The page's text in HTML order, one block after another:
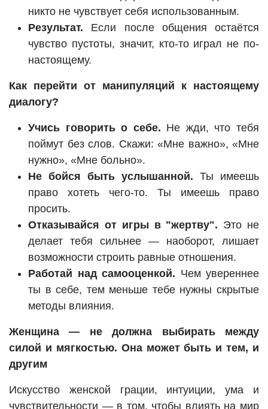
никто не чувствует себя использованным.
Результат. Если после общения остаётся
чувство пустоты, значит, кто-то играл не по-
настоящему.
Как перейти от манипуляций к настоящему
диалогу?
Учись говорить о себе. Не жди, что тебя
поймут без слов. Скажи: «Мне важно», «Мне
нужно», «Мне больно».
Не бойся быть услышанной. Ты имеешь
право хотеть чего-то. Ты имеешь право
просить.
Отказывайся от игры в "жертву". Это не
делает тебя сильнее — наоборот, лишает
возможности строить равные отношения.
Работай над самооценкой. Чем увереннее
ты в себе, тем меньше тебе нужны скрытые
методы влияния.
Женщина — не должна выбирать между
силой и мягкостью. Она может быть и тем, и
другим
Искусство женской грации, интуиции, ума и
чувствительности — в том, чтобы влиять на мир